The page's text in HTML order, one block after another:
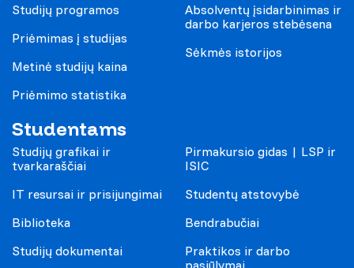
Studijų programos
Priėmimas į studijas
Metinė studijų kaina
Priėmimo statistika
Absolventų įsidarbinimas ir
darbo karjeros stebėsena
Sėkmės istorijos
Studentams
Studijų grafikai ir
tvarkaraščiai
IT resursai ir prisijungimai
Biblioteka
Studijų dokumentai
Pirmakursio gidas | LSP ir
ISIC
Studentų atstovybė
Bendrabučiai
Praktikos ir darbo
pasiūlymai